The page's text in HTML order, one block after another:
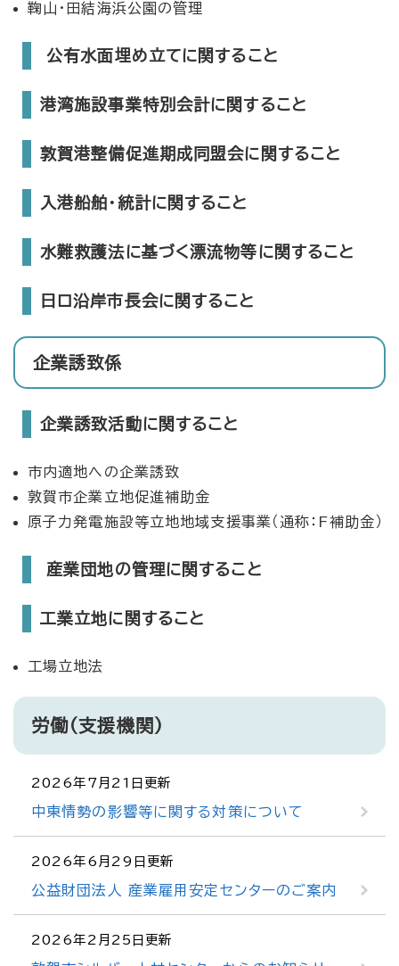
鞠山・田結海浜公園の管理
公有水面埋め立てに関すること
港湾施設事業特別会計に関すること
敦賀港整備促進期成同盟会に関すること
入港船舶・統計に関すること
水難救護法に基づく漂流物等に関すること
日ロ沿岸市長会に関すること
企業誘致係
企業誘致活動に関すること
市内適地への企業誘致
敦賀市企業立地促進補助金
原子力発電施設等立地地域支援事業（通称：F補助金）
産業団地の管理に関すること
工業立地に関すること
工場立地法
労働（支援機関）
2026年7月21日更新
中東情勢の影響等に関する対策について
2026年6月29日更新
公益財団法人 産業雇用安定センターのご案内
2026年2月25日更新